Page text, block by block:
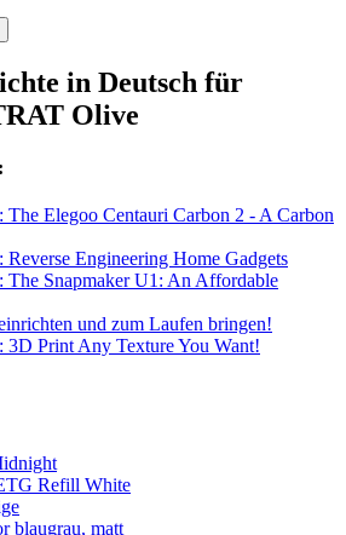
in Deutsch für
Olive
The Elegoo Centauri Carbon 2 - A Carbon
Reverse Engineering Home Gadgets
The Snapmaker U1: An Affordable
und zum Laufen bringen!
3D Print Any Texture You Want!
Refill White
blaugrau, matt